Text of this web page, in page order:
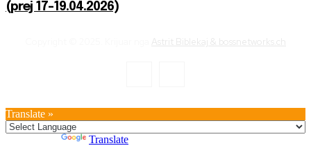
(prej 17-19.04.2026)
Translate »
Translate